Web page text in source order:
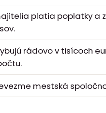
platia poplatky a
rádovo v tisícoch
mestská